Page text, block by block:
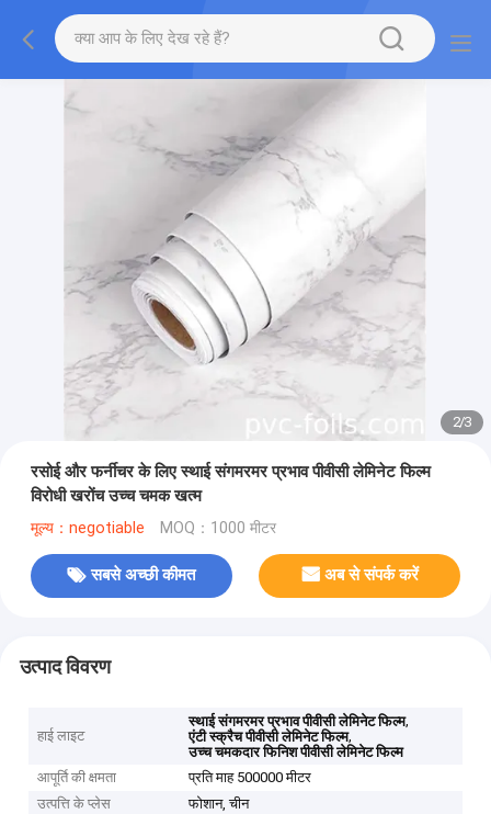
2/3
रसोई और फर्नीचर के लिए स्थाई संगमरमर प्रभाव पीवीसी लेमिनेट फिल्म
विरोधी खरोंच उच्च चमक खत्म
मूल्य：negotiable MOQ：1000 मीटर
सबसे अच्छी कीमत अब से संपर्क करें
उत्पाद विवरण
हाई लाइट
स्थाई संगमरमर प्रभाव पीवीसी लेमिनेट फिल्म,
एंटी स्क्रैच पीवीसी लेमिनेट फिल्म,
उच्च चमकदार फिनिश पीवीसी लेमिनेट फिल्म
आपूर्ति की क्षमता
प्रति माह 500000 मीटर
उत्पत्ति के प्लेस
फोशान, चीन